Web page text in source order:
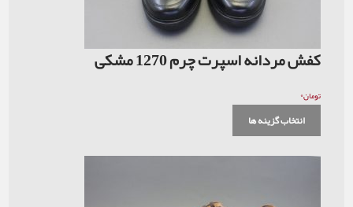
کفش مردانه اسپرت چرم 1270 مشکی
تومان۰
انتخاب گزینه ها